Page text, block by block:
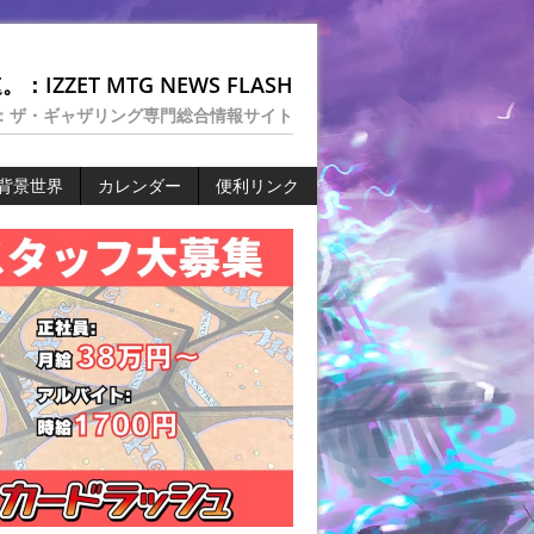
：IZZET MTG NEWS FLASH
ザ・ギャザリング専門総合情報サイト
景世界 カレンダー 便利リンク